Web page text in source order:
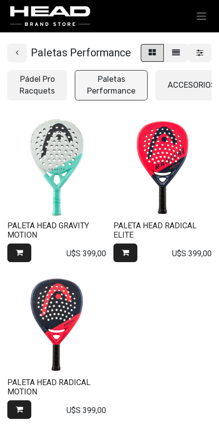
Paletas Performance
Pádel Pro
Racquets
Paletas
Performance
ACCESORIOS
PALETA HEAD GRAVITY
MOTION
U$S 399,00
PALETA HEAD RADICAL
ELITE
U$S 399,00
PALETA HEAD RADICAL
MOTION
U$S 399,00